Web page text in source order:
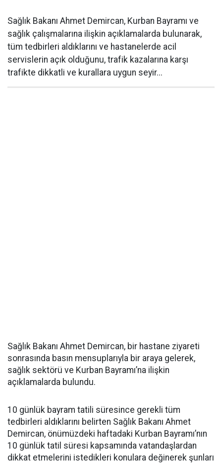
Sağlık Bakanı Ahmet Demircan, Kurban Bayramı ve
sağlık çalışmalarına ilişkin açıklamalarda bulunarak,
tüm tedbirleri aldıklarını ve hastanelerde acil
servislerin açık olduğunu, trafik kazalarına karşı
trafikte dikkatli ve kurallara uygun seyir...
Sağlık Bakanı Ahmet Demircan, bir hastane ziyareti
sonrasında basın mensuplarıyla bir araya gelerek,
sağlık sektörü ve Kurban Bayramı’na ilişkin
açıklamalarda bulundu.
10 günlük bayram tatili süresince gerekli tüm
tedbirleri aldıklarını belirten Sağlık Bakanı Ahmet
Demircan, önümüzdeki haftadaki Kurban Bayramı’nın
10 günlük tatil süresi kapsamında vatandaşlardan
dikkat etmelerini istedikleri konulara değinerek şunları